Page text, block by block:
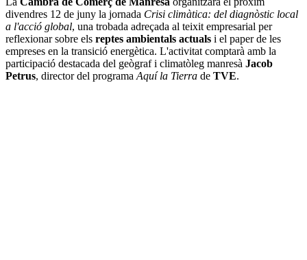
divendres 12 de juny la jornada Crisi climàtica: del diagnòstic local
a l'acció global, una trobada adreçada al teixit empresarial per
reflexionar sobre els reptes ambientals actuals i el paper de les
empreses en la transició energètica. L'activitat comptarà amb la
participació destacada del geògraf i climatòleg manresà Jacob
Petrus, director del programa Aquí la Tierra de TVE.